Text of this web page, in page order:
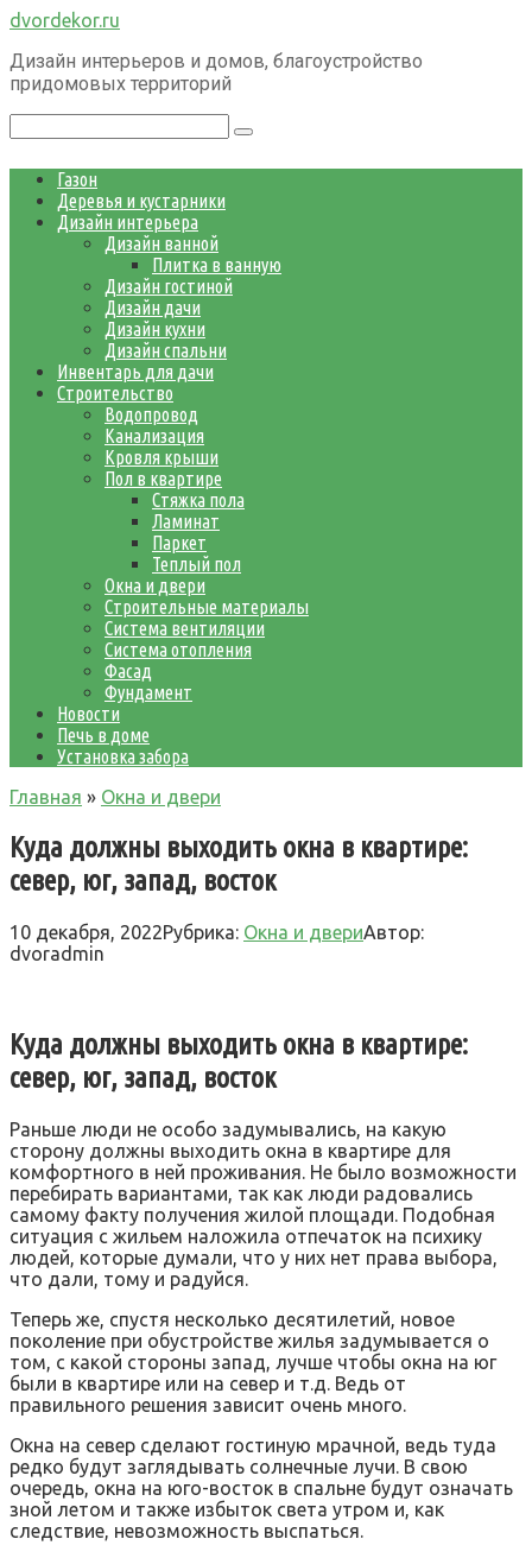
Перейти
контенту
dvordekor.ru
Дизайн интерьеров и домов, благоустройство
придомовых территорий
Газон
Деревья и кустарники
Дизайн интерьера
Дизайн ванной
Плитка в ванную
Дизайн гостиной
Дизайн дачи
Дизайн кухни
Дизайн спальни
Инвентарь для дачи
Строительство
Водопровод
Канализация
Кровля крыши
Пол в квартире
Стяжка пола
Ламинат
Паркет
Теплый пол
Окна и двери
Строительные материалы
Система вентиляции
Система отопления
Фасад
Фундамент
Новости
Печь в доме
Установка забора
Главная » Окна и двери
Куда должны выходить окна в квартире:
север, юг, запад, восток
10 декабря, 2022Рубрика: Окна и двериАвтор:
dvoradmin
Куда должны выходить окна в квартире:
север, юг, запад, восток
Раньше люди не особо задумывались, на какую
сторону должны выходить окна в квартире для
комфортного в ней проживания. Не было возможности
перебирать вариантами, так как люди радовались
самому факту получения жилой площади. Подобная
ситуация с жильем наложила отпечаток на психику
людей, которые думали, что у них нет права выбора,
что дали, тому и радуйся.
Теперь же, спустя несколько десятилетий, новое
поколение при обустройстве жилья задумывается о
том, с какой стороны запад, лучше чтобы окна на юг
были в квартире или на север и т.д. Ведь от
правильного решения зависит очень много.
Окна на север сделают гостиную мрачной, ведь туда
редко будут заглядывать солнечные лучи. В свою
очередь, окна на юго-восток в спальне будут означать
зной летом и также избыток света утром и, как
следствие, невозможность выспаться.